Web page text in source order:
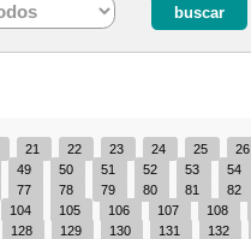
21 22 23 24 25 26
49 50 51 52 53 54
77 78 79 80 81 82
104 105 106 107 108
128 129 130 131 132